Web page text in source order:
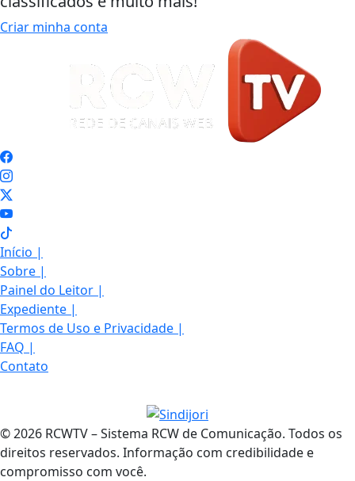
Criar minha conta
Início |
Sobre |
Painel do Leitor |
Expediente |
Termos de Uso e Privacidade |
FAQ |
Contato
© 2026 RCWTV – Sistema RCW de Comunicação. Todos os
direitos reservados. Informação com credibilidade e
compromisso com você.